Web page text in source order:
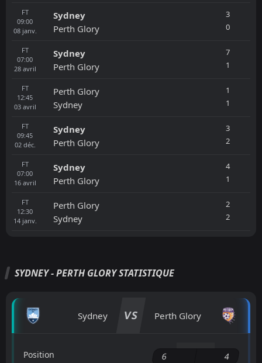
FT
09:00
08 janv.
Sydney
Perth Glory
3
0
FT
07:00
28 avril
Sydney
Perth Glory
7
1
FT
12:45
03 avril
Perth Glory
Sydney
1
1
FT
09:45
02 déc.
Sydney
Perth Glory
3
2
FT
07:00
16 avril
Sydney
Perth Glory
4
1
FT
12:30
14 janv.
Perth Glory
Sydney
2
2
SYDNEY - PERTH GLORY STATISTIQUE
Sydney VS Perth Glory
Position 6 4